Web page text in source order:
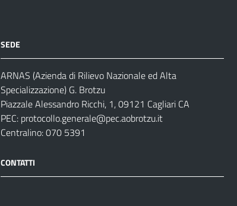
SEDE
ARNAS (Azienda di Rilievo Nazionale ed Alta
Specializzazione) G. Brotzu
Piazzale Alessandro Ricchi, 1, 09121 Cagliari CA
PEC: protocollo.generale@pec.aobrotzu.it
Centralino: 070 5391
CONTATTI